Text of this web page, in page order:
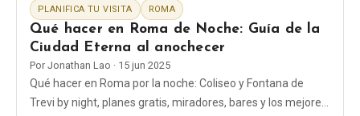
PLANIFICA TU VISITA ROMA
Qué hacer en Roma de Noche: Guía de la
Ciudad Eterna al anochecer
Por Jonathan Lao · 15 jun 2025
Qué hacer en Roma por la noche: Coliseo y Fontana de
Trevi by night, planes gratis, miradores, bares y los mejores